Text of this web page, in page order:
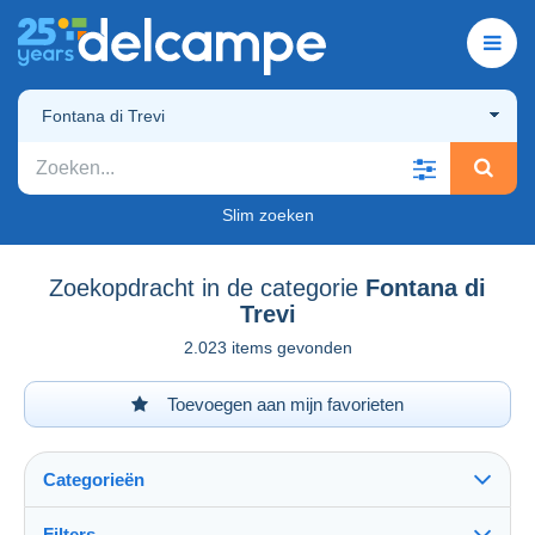
Fontana di Trevi
Slim zoeken
Zoekopdracht in de categorie Fontana di
Trevi
2.023 items gevonden
Toevoegen aan mijn favorieten
Categorieën